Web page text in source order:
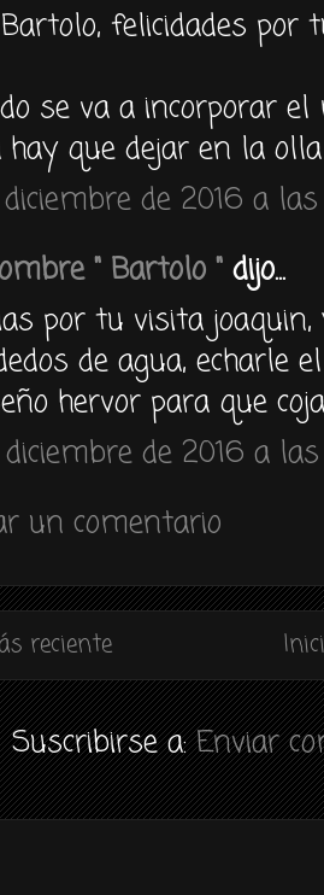
felicidades por
se va a incorporar
hay que dejar en la
de 2016 a las
" Bartolo " dijo...
por tu visita
de agua, echarle
hervor para que
de 2016 a las
un comentario
reciente
Suscribirse a:Enviar